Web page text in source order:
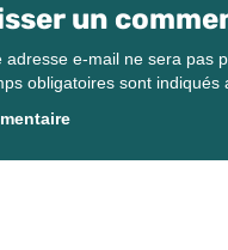
un
adresse e-mail ne sera pas
obligatoires sont indiqués